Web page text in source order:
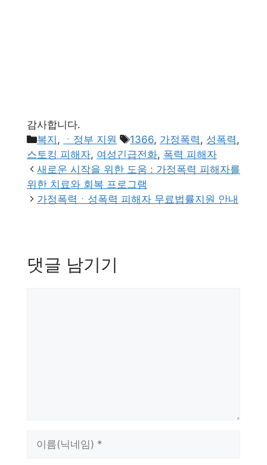
감사합니다.
카
테
고
리
복지 , ㆍ정부 지원
태
그
1366, 가정폭력, 성폭력,
스토킹 피해자, 여성긴급전화, 폭력 피해자
새로운 시작을 위한 도움 : 가정폭력 피해자를
위한 치료와 회복 프로그램
가정폭력ㆍ성폭력 피해자 무료법률지원 안내
댓글 남기기